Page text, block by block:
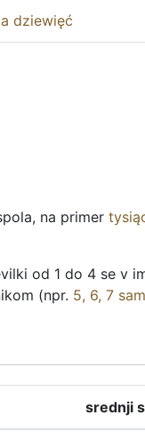
dziewięć
na primer
od 1 do 4 se v
(npr. 5, 6, 7
srednji